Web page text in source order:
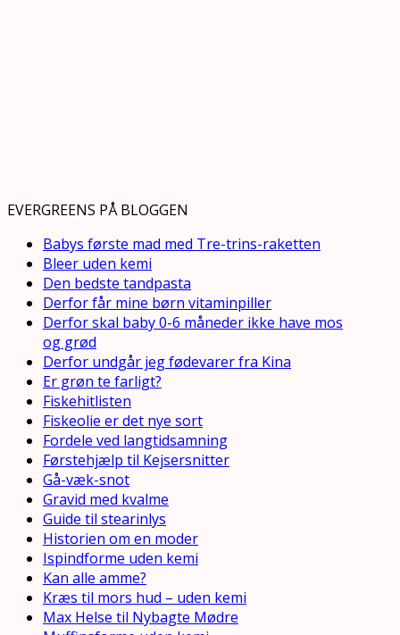
EVERGREENS PÅ BLOGGEN
Babys første mad med Tre-trins-raketten
Bleer uden kemi
Den bedste tandpasta
Derfor får mine børn vitaminpiller
Derfor skal baby 0-6 måneder ikke have mos
og grød
Derfor undgår jeg fødevarer fra Kina
Er grøn te farligt?
Fiskehitlisten
Fiskeolie er det nye sort
Fordele ved langtidsamning
Førstehjælp til Kejsersnitter
Gå-væk-snot
Gravid med kvalme
Guide til stearinlys
Historien om en moder
Ispindforme uden kemi
Kan alle amme?
Kræs til mors hud – uden kemi
Max Helse til Nybagte Mødre